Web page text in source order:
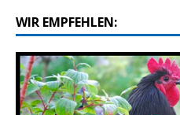
WIR EMPFEHLEN: